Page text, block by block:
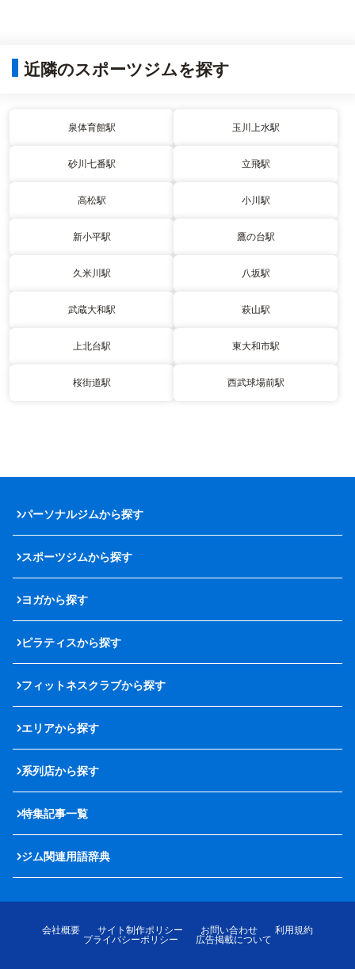
近隣のスポーツジムを探す
泉体育館駅 玉川上水駅
砂川七番駅 立飛駅
高松駅 小川駅
新小平駅 鷹の台駅
久米川駅 八坂駅
武蔵大和駅 萩山駅
上北台駅 東大和市駅
桜街道駅 西武球場前駅
パーソナルジムから探す
スポーツジムから探す
ヨガから探す
ピラティスから探す
フィットネスクラブから探す
エリアから探す
系列店から探す
特集記事一覧
ジム関連用語辞典
会社概要 サイト制作ポリシー お問い合わせ
利用規約
プライバシーポリシー
広告掲載について